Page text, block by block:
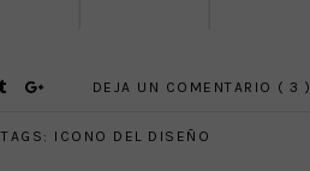
DEJA UN COMENTARIO ( 3 )
TAGS: ICONO DEL DISEÑO